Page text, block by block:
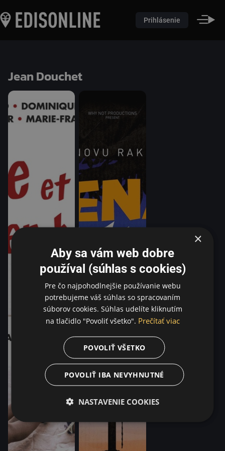
Prihlásenie
Jean Douchet
×
Aby sa vám web dobre
používal (súhlas s cookies)
Pre čo najpohodlnejšie používanie webu
potrebujeme váš súhlas so spracovaním
súborov cookies. Súhlas udelíte kliknutím
na tlačidlo "Povoliť všetko". Prečítať viac
POVOLIŤ VŠETKO
POVOLIŤ IBA NEVYHNUTNÉ
NASTAVENIE COOKIES